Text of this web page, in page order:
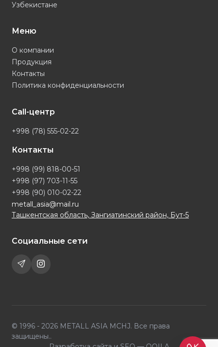
Узбекистане
Меню
О компании
Продукция
Контакты
Политика конфиденциальности
Call-центр
+998 (78) 555-02-22
Контакты
+998 (99) 818-00-51
+998 (97) 703-11-55
+998 (90) 010-02-22
metall_asia@mail.ru
Ташкентская область, Зангиатинский район, Бут-5
Социальные сети
© 1996 - 2026 METALL ASIA MCHJ. Все права
защищены..